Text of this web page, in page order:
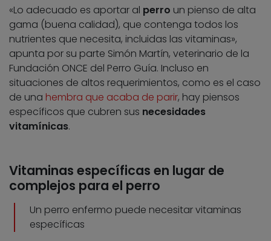
«Lo adecuado es aportar al perro un pienso de alta
gama (buena calidad), que contenga todos los
nutrientes que necesita, incluidas las vitaminas»,
apunta por su parte Simón Martín, veterinario de la
Fundación ONCE del Perro Guía. Incluso en
situaciones de altos requerimientos, como es el caso
de una hembra que acaba de parir, hay piensos
específicos que cubren sus necesidades
vitamínicas.
Vitaminas específicas en lugar de
complejos para el perro
Un perro enfermo puede necesitar vitaminas
específicas